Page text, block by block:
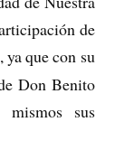
de
, ya que con su
Don Benito
sus